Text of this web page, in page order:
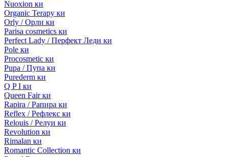
Nuoxion ки
Organic Terapy ки
Orly / Орли ки
Parisa cosmetics ки
Perfect Lady / Перфект Леди ки
Pole ки
Procosmetic ки
Pupa / Пупа ки
Purederm ки
Q P I ки
Queen Fair ки
Rapira / Рапира ки
Reflex / Рефлекс ки
Relouis / Релуи ки
Revolution ки
Rimalan ки
Romantic Collection ки